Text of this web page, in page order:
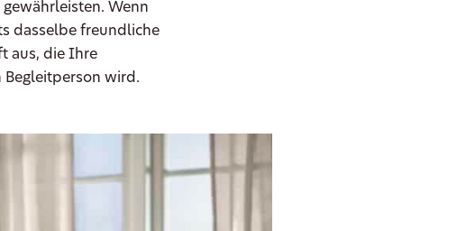
Wenn
dasselbe freundliche
aus, die Ihre
Begleitperson wird.